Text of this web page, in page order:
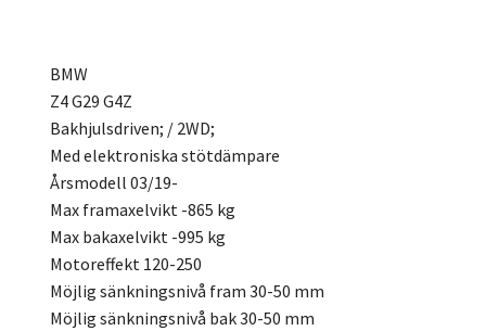
BMW
Z4 G29 G4Z
Bakhjulsdriven; / 2WD;
Med elektroniska stötdämpare
Årsmodell 03/19-
Max framaxelvikt -865 kg
Max bakaxelvikt -995 kg
Motoreffekt 120-250
Möjlig sänkningsnivå fram 30-50 mm
Möjlig sänkningsnivå bak 30-50 mm